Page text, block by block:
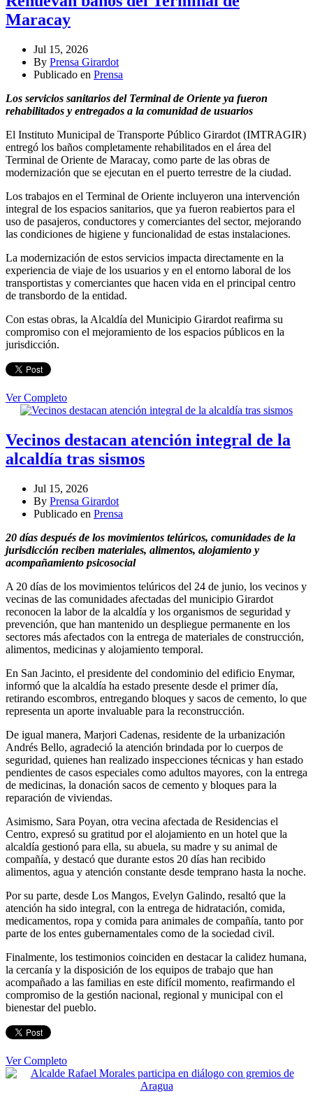
Maracay
Jul 15, 2026
By Prensa Girardot
Publicado en Prensa
Los servicios sanitarios del Terminal de Oriente ya fueron
rehabilitados y entregados a la comunidad de usuarios
El Instituto Municipal de Transporte Público Girardot (IMTRAGIR)
entregó los baños completamente rehabilitados en el área del
Terminal de Oriente de Maracay, como parte de las obras de
modernización que se ejecutan en el puerto terrestre de la ciudad.
Los trabajos en el Terminal de Oriente incluyeron una intervención
integral de los espacios sanitarios, que ya fueron reabiertos para el
uso de pasajeros, conductores y comerciantes del sector, mejorando
las condiciones de higiene y funcionalidad de estas instalaciones.
La modernización de estos servicios impacta directamente en la
experiencia de viaje de los usuarios y en el entorno laboral de los
transportistas y comerciantes que hacen vida en el principal centro
de transbordo de la entidad.
Con estas obras, la Alcaldía del Municipio Girardot reafirma su
compromiso con el mejoramiento de los espacios públicos en la
jurisdicción.
Ver Completo
Vecinos destacan atención integral de la
alcaldía tras sismos
Jul 15, 2026
By Prensa Girardot
Publicado en Prensa
20 días después de los movimientos telúricos, comunidades de la
jurisdicción reciben materiales, alimentos, alojamiento y
acompañamiento psicosocial
A 20 días de los movimientos telúricos del 24 de junio, los vecinos y
vecinas de las comunidades afectadas del municipio Girardot
reconocen la labor de la alcaldía y los organismos de seguridad y
prevención, que han mantenido un despliegue permanente en los
sectores más afectados con la entrega de materiales de construcción,
alimentos, medicinas y alojamiento temporal.
En San Jacinto, el presidente del condominio del edificio Enymar,
informó que la alcaldía ha estado presente desde el primer día,
retirando escombros, entregando bloques y sacos de cemento, lo que
representa un aporte invaluable para la reconstrucción.
De igual manera, Marjori Cadenas, residente de la urbanización
Andrés Bello, agradeció la atención brindada por lo cuerpos de
seguridad, quienes han realizado inspecciones técnicas y han estado
pendientes de casos especiales como adultos mayores, con la entrega
de medicinas, la donación sacos de cemento y bloques para la
reparación de viviendas.
Asimismo, Sara Poyan, otra vecina afectada de Residencias el
Centro, expresó su gratitud por el alojamiento en un hotel que la
alcaldía gestionó para ella, su abuela, su madre y su animal de
compañía, y destacó que durante estos 20 días han recibido
alimentos, agua y atención constante desde temprano hasta la noche.
Por su parte, desde Los Mangos, Evelyn Galindo, resaltó que la
atención ha sido integral, con la entrega de hidratación, comida,
medicamentos, ropa y comida para animales de compañía, tanto por
parte de los entes gubernamentales como de la sociedad civil.
Finalmente, los testimonios coinciden en destacar la calidez humana,
la cercanía y la disposición de los equipos de trabajo que han
acompañado a las familias en este difícil momento, reafirmando el
compromiso de la gestión nacional, regional y municipal con el
bienestar del pueblo.
Ver Completo